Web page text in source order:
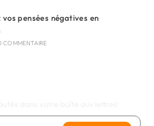
pensées négatives en
COMMENTAIRE